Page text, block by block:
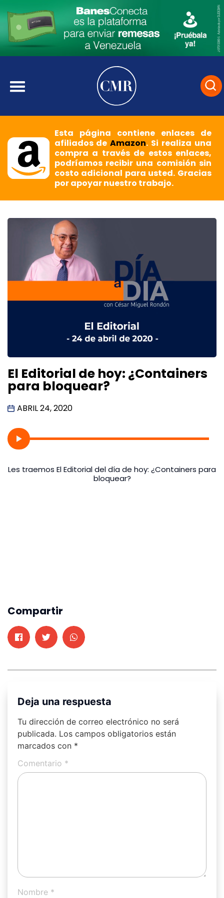
Esta página contiene enlaces de
afiliados deAmazon. Si realiza una
compra a través de estos enlaces,
podríamos recibir una comisión sin
costo adicional para usted. Gracias
por apoyar nuestro trabajo.
El Editorial de hoy: ¿Containers
para bloquear?
ABRIL 24, 2020
Les traemos El Editorial del día de hoy: ¿Containers para
bloquear?
Compartir
Deja una respuesta
Tu dirección de correo electrónico no será
publicada. Los campos obligatorios están
marcados con *
Comentario *
Nombre *